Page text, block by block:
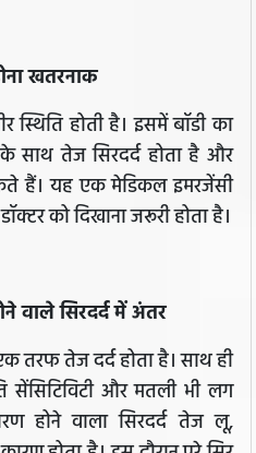
खतरनाक
स्थिति होती है। इसमें बॉडी का
साथ तेज सिरदर्द होता है और
हैं। यह एक मेडिकल इमरजेंसी
को दिखाना जरूरी होता है।
वाले सिरदर्द में अंतर
तरफ तेज दर्द होता है। साथ ही
सेंसिटिविटी और मतली भी लग
होने वाला सिरदर्द तेज लू,